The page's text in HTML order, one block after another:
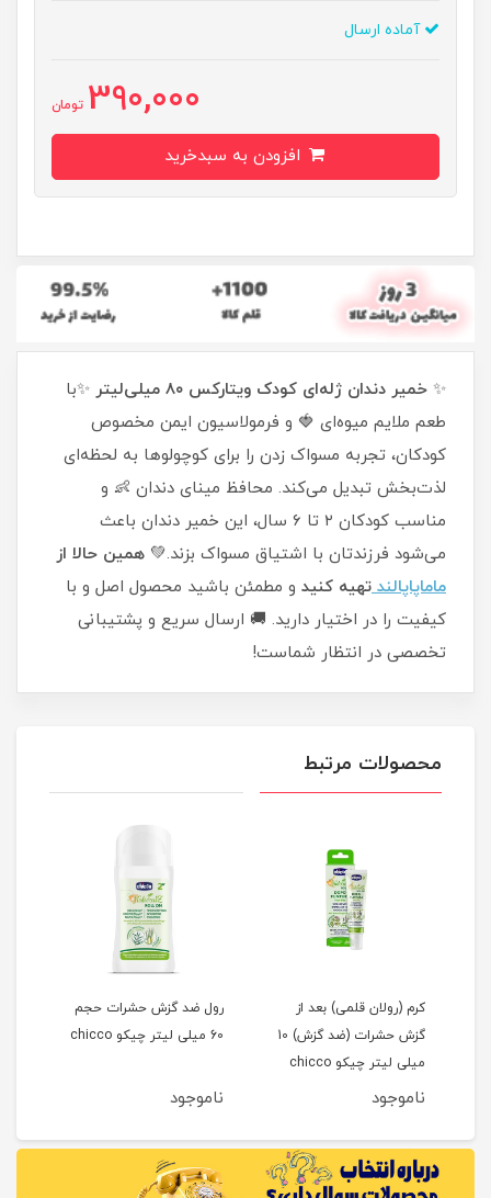
آماده ارسال
390,000 تومان
✨ خمیر دندان ژله‌ای کودک ویتارکس ۸۰ میلی‌لیتر
✨با
طعم ملایم میوه‌ای 🍓 و فرمولاسیون ایمن مخصوص
کودکان، تجربه مسواک زدن را برای کوچولوها به لحظه‌ای
لذت‌بخش تبدیل می‌کند. محافظ مینای دندان 👶 و
مناسب کودکان ۲ تا ۶ سال، این خمیر دندان باعث
می‌شود فرزندتان با اشتیاق مسواک بزند.💚 همین حالا از
ماماپاپالندتهیه کنید و مطمئن باشید محصول اصل و با
کیفیت را در اختیار دارید. 🚚 ارسال سریع و پشتیبانی
تخصصی در انتظار شماست!
محصولات مرتبط
کرم (رولان قلمی) بعد از
گزش حشرات (ضد گزش) 10
میلی لیتر چیکو chicco
ناموجود
رول ضد گزش حشرات حجم
60 میلی لیتر چیکو chicco
ناموجود